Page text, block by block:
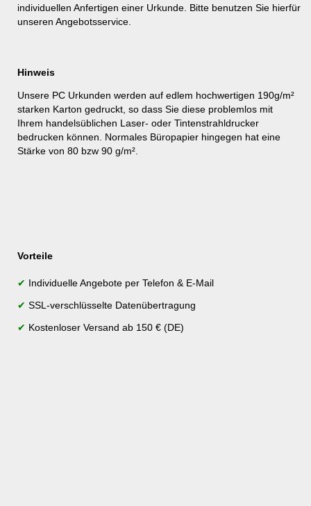
individuellen Anfertigen einer Urkunde. Bitte benutzen Sie hierfür
unseren Angebotsservice
Hinweis
Unsere PC Urkunden werden auf edlem hochwertigen 190g/m²
starken Karton gedruckt, so dass Sie diese problemlos mit
Ihrem handelsüblichen Laser- oder Tintenstrahldrucker
bedrucken können. Normales Büropapier hingegen hat eine
Stärke von 80 bzw 90 g/m².
Vorteile
✔ Individuelle Angebote per Telefon & E-Mail
✔ SSL-verschlüsselte Datenübertragung
✔ Kostenloser Versand ab 150 € (DE)